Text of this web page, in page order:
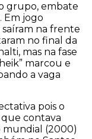
grupo, embate
Em jogo
saíram na frente
no final da
mas na fase
marcou e
a vaga
pois o
que contava
mundial (2000)